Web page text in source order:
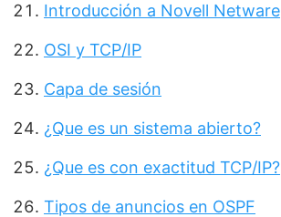
Introducción a Novell Netware
OSI y TCP/IP
Capa de sesión
¿Que es un sistema abierto?
¿Que es con exactitud TCP/IP?
Tipos de anuncios en OSPF